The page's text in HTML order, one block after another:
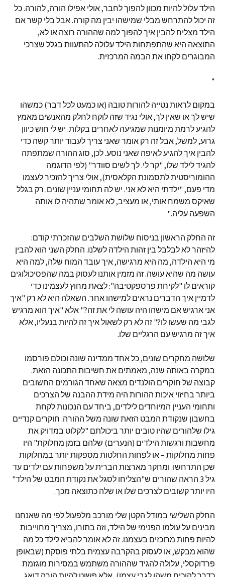
הילד עלול להיות מכוון להפוך לחבר, אולי אפילו הורה, להורה. כל
זה יכול להתרחש מבלי שמישהו יבין מה קורה. אבל בלי קשר אם
הילד מצליח להבין איך להפוך למה שההורה רוצה או לא,
התוצאה היא שהתפתחות הילד עלולה להתעוות בגלל שצרכי
המבוגרים לקחו את הבמה המרכזית.
*
במקום לראות נטייה להורות טובה (או כמעט לכל דבר) כמשהו
שיש לך או שאין לך, אולי נגיד שזה לוקח לחלק מהאנשים מאמץ
להגיע לרמת מיומנות שמגיעה לאחרים בקלות. יש לי חוש כיוון
גרוע, למשל, אבל זה רק אומר שאני צריך לעבוד יותר קשה כדי
להבין איך להגיע לאיפה שאני נוסע. לכן, סוג ההורה שמתפתה
להגיד לילד שלו, "קר לי. לך לשים סוודר" (לפי הדוגמה
ההומוריסטית לתסמונת הקלאסית), אולי צריך להזכיר לעצמו
מדי פעם, "ילדתי היא לא אני. יש לה תחומי עניין שונים. רק בגלל
שאיקס משמח אותי, או מעציב, לא אומר שתהיה לו אותה
השפעה עליה."
זה החלק הראשון בניסוח שלושת השלבים שהזכרתי קודם:
להיזהר לא לבלבל בין זהות הילדה לשלנו. החלק השני הוא להבין
מי היא הילדה, מה היא מרגישה, איך עובד המוח שלה, למה היא
עושה מה שהיא עושה. זה מזמין אותנו לעסוק במה שהפסיכולוגים
קוראים לו "לקיחת פרספקטיבה": לצאת מחוץ לעצמינו כדי
לדמיין איך הדברים נראים למישהו אחר. השאלה היא לא רק "איך
אני ארגיש אם מישהו היה עושה לי את זה?" אלא "איך הוא מרגיש
לגבי מה שעשו לו?" זה לא רק לשאול איך זה להיות בנעליו, אלא
איך זה מרגיש עם הרגליים שלו.
שלושה מחקרים שונים, כל אחד ממדינה שונה וכולם פורסמו
במקרה באותה שנה, מאמתים את חשיבות התכונה הזאת.
קבוצה של חוקרים הולנדים מצאה שאחד הגורמים החשובים
ביותר בחיזוי איכות ההורות היה מידת ההבנה של הצרכים
ותחומי העניין המיוחדים לילדים, ביחד עם הנכונות לקחת
בחשבון שנקודת המבט הזאת שונה משל ההורה. חוקרים קנדיים
גילו שלהורים שהיו טובים יותר ביכולתם "לקלוט במדויק את
מחשבות ורגשות הילדים (הנערים) שלהם בזמן מחלוקת" היו
פחות מחלוקות – או לפחות החלטות מספקות יותר במחלוקות
שכן התרחשו. ומחקר מארצות הברית על משפחות עם ילדים עד
גיל 3 הראה שהורים ש"הצליחו לסגל את נקודת המבט של הילד"
היו יותר קשובים לצרכים שלו או שלה כתוצאה מכך.
החלק השלישי במודל הקטן שלי מורכב מלפעול לפי מה שאנחנו
מבינים על עולמו הפנימי של הילד, וזה בתורו, מצריך מחוייבות
להיות פחות מרוכזים בעצמנו. זה לא אומר להביא לילד כל מה
שהוא מבקש, או לעסוק בהקרבה עצמית בלתי פוסקת (שבאופן
פרדוקסלי, עלולה להגיד שההורה משתמש במסירות מוגזמת